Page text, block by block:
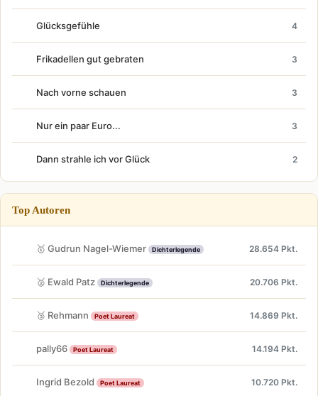
Glücksgefühle 4
Frikadellen gut gebraten 3
Nach vorne schauen 3
Nur ein paar Euro... 3
Dann strahle ich vor Glück 2
Top Autoren
🥇 Gudrun Nagel-Wiemer Dichterlegende 28.654 Pkt.
🥈 Ewald Patz Dichterlegende 20.706 Pkt.
🥉 Rehmann Poet Laureat 14.869 Pkt.
pally66 Poet Laureat 14.194 Pkt.
Ingrid Bezold Poet Laureat 10.720 Pkt.